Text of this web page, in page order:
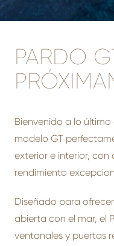
PARDO
Bienvenido a lo
modelo GT
exterior e interior, con
rendimiento
Diseñado para
abierta con el mar, el
ventanales y puertas